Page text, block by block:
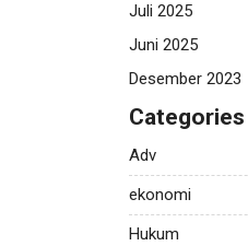
Juli 2025
Juni 2025
Desember 2023
Categories
Adv
ekonomi
Hukum